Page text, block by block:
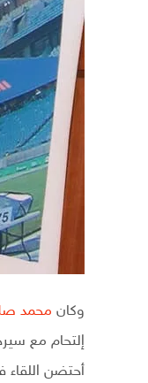
وكان محمد
إلتحام مع
أحتضن اللقاء